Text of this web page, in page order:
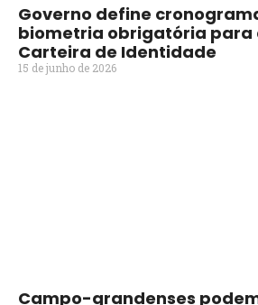
Governo define
biometria obrigatória para
Carteira de Identidade
15 de junho de 2026
Campo-grandenses